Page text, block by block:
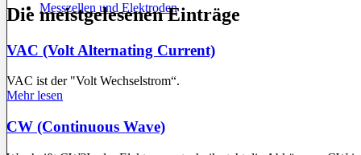
Messzellen und Elektroden
Die meistgelesenen Einträge
VAC (Volt Alternating Current)
VAC ist der "Volt Wechselstrom“.
Mehr lesen
CW (Continuous Wave)